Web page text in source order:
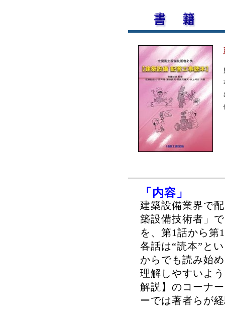
「内容」
建築設備業界で
築設備技術者」
を、第1話から第
各話は“読本”と
からでも読み始
理解しやすいよ
解説】のコーナ
ーでは著者らが